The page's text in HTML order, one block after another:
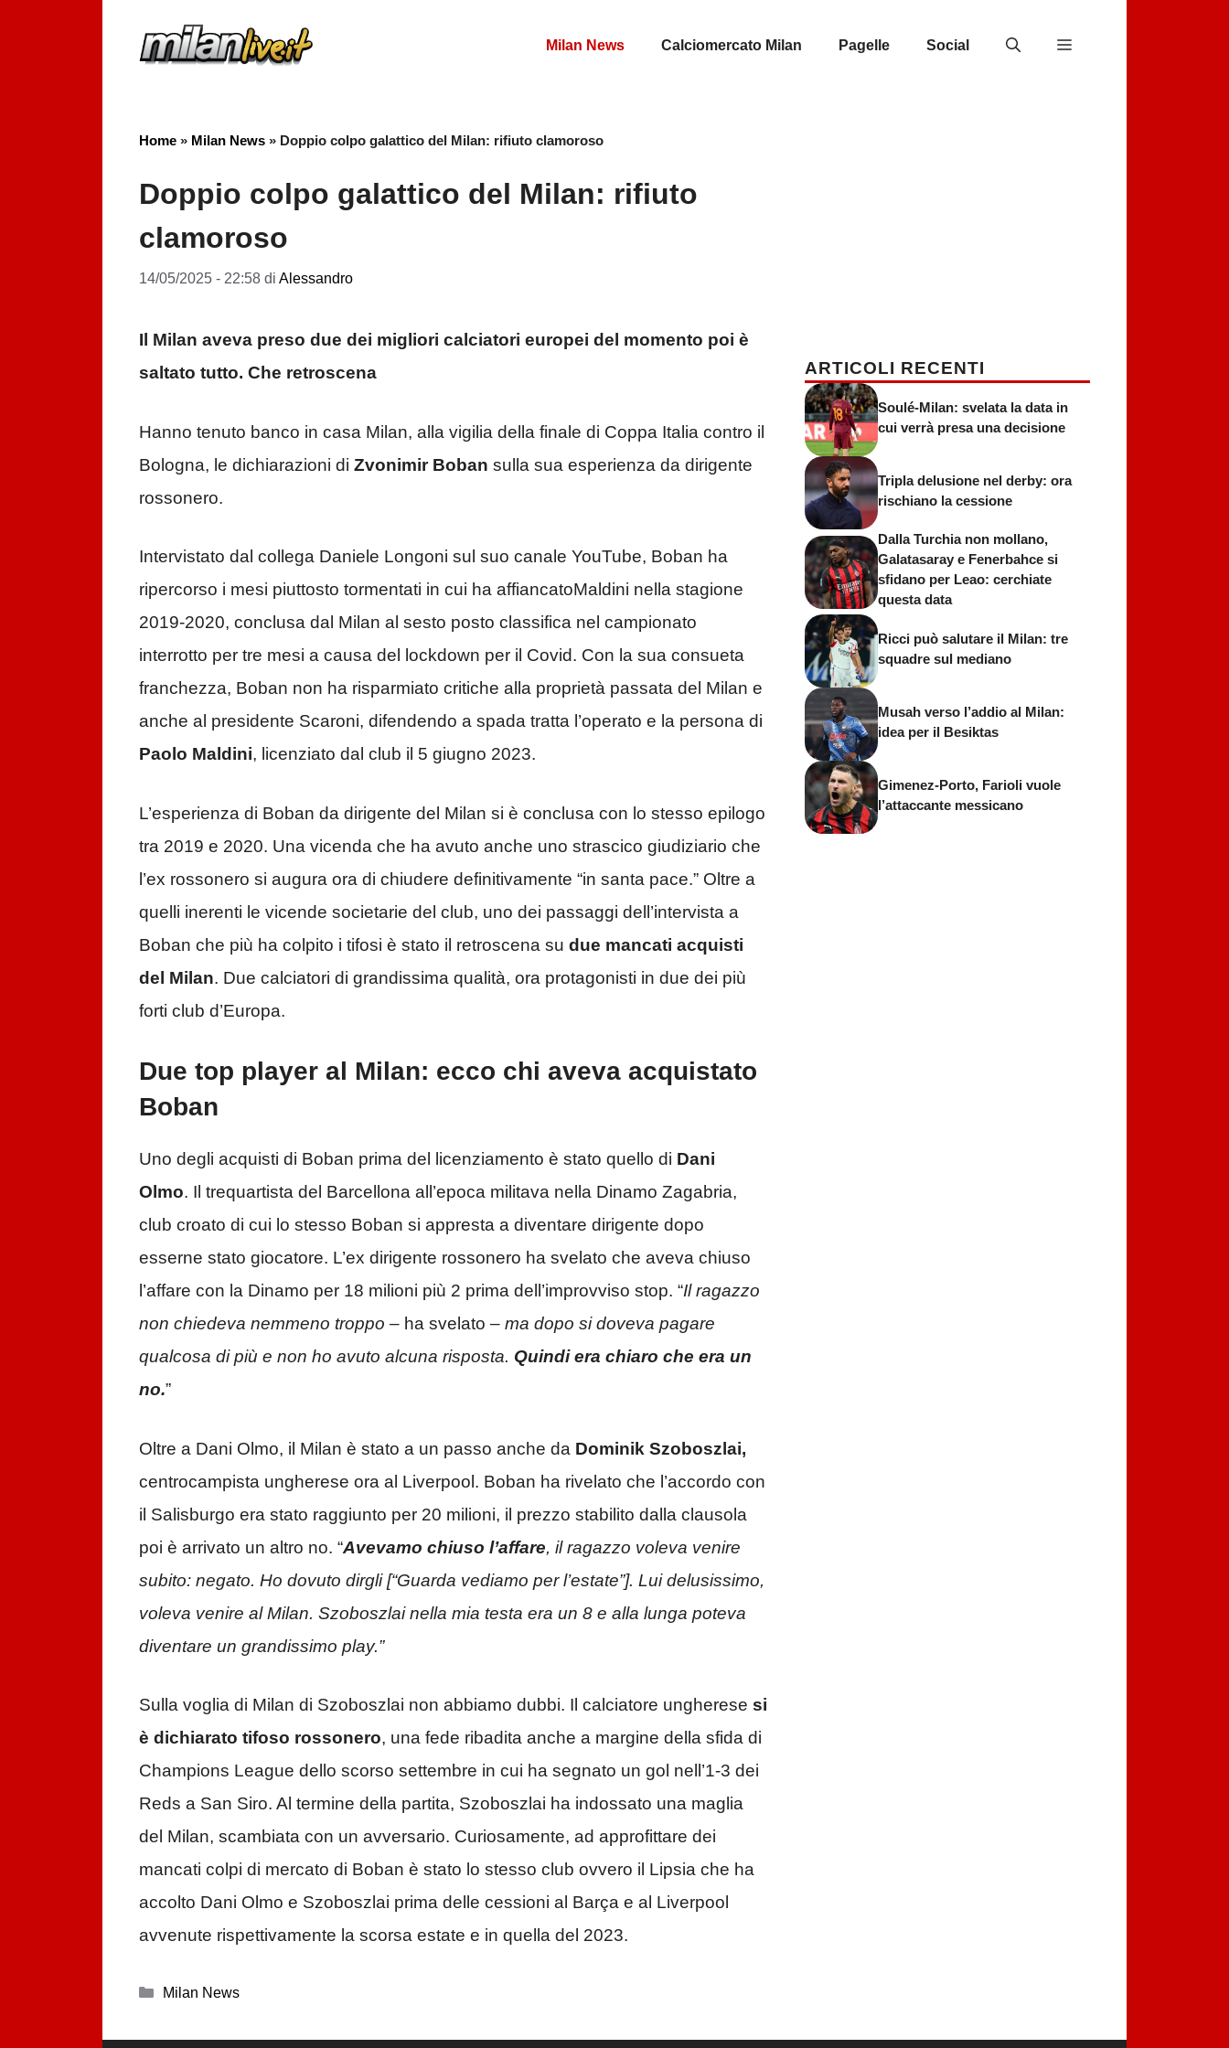
Milan News Calciomercato Milan Pagelle Social
Home » Milan News » Doppio colpo galattico del Milan: rifiuto clamoroso
Doppio colpo galattico del Milan: rifiuto
clamoroso
14/05/2025 - 22:58 di Alessandro
Il Milan aveva preso due dei migliori calciatori europei del momento poi è
saltato tutto. Che retroscena
Hanno tenuto banco in casa Milan, alla vigilia della finale di Coppa Italia contro il
Bologna, le dichiarazioni di Zvonimir Boban sulla sua esperienza da dirigente
rossonero.
Intervistato dal collega Daniele Longoni sul suo canale YouTube, Boban ha
ripercorso i mesi piuttosto tormentati in cui ha affiancatoMaldini nella stagione
2019-2020, conclusa dal Milan al sesto posto classifica nel campionato
interrotto per tre mesi a causa del lockdown per il Covid. Con la sua consueta
franchezza, Boban non ha risparmiato critiche alla proprietà passata del Milan e
anche al presidente Scaroni, difendendo a spada tratta l’operato e la persona di
Paolo Maldini, licenziato dal club il 5 giugno 2023.
L’esperienza di Boban da dirigente del Milan si è conclusa con lo stesso epilogo
tra 2019 e 2020. Una vicenda che ha avuto anche uno strascico giudiziario che
l’ex rossonero si augura ora di chiudere definitivamente “in santa pace.” Oltre a
quelli inerenti le vicende societarie del club, uno dei passaggi dell’intervista a
Boban che più ha colpito i tifosi è stato il retroscena su due mancati acquisti
del Milan. Due calciatori di grandissima qualità, ora protagonisti in due dei più
forti club d’Europa.
Due top player al Milan: ecco chi aveva acquistato
Boban
Uno degli acquisti di Boban prima del licenziamento è stato quello di Dani
Olmo. Il trequartista del Barcellona all’epoca militava nella Dinamo Zagabria,
club croato di cui lo stesso Boban si appresta a diventare dirigente dopo
esserne stato giocatore. L’ex dirigente rossonero ha svelato che aveva chiuso
l’affare con la Dinamo per 18 milioni più 2 prima dell’improvviso stop. “Il ragazzo
non chiedeva nemmeno troppo – ha svelato – ma dopo si doveva pagare
qualcosa di più e non ho avuto alcuna risposta. Quindi era chiaro che era un
no.”
Oltre a Dani Olmo, il Milan è stato a un passo anche da Dominik Szoboszlai,
centrocampista ungherese ora al Liverpool. Boban ha rivelato che l’accordo con
il Salisburgo era stato raggiunto per 20 milioni, il prezzo stabilito dalla clausola
poi è arrivato un altro no. “Avevamo chiuso l’affare, il ragazzo voleva venire
subito: negato. Ho dovuto dirgli [“Guarda vediamo per l’estate”]. Lui delusissimo,
voleva venire al Milan. Szoboszlai nella mia testa era un 8 e alla lunga poteva
diventare un grandissimo play.”
Sulla voglia di Milan di Szoboszlai non abbiamo dubbi. Il calciatore ungherese si
è dichiarato tifoso rossonero, una fede ribadita anche a margine della sfida di
Champions League dello scorso settembre in cui ha segnato un gol nell’1-3 dei
Reds a San Siro. Al termine della partita, Szoboszlai ha indossato una maglia
del Milan, scambiata con un avversario. Curiosamente, ad approfittare dei
mancati colpi di mercato di Boban è stato lo stesso club ovvero il Lipsia che ha
accolto Dani Olmo e Szoboszlai prima delle cessioni al Barça e al Liverpool
avvenute rispettivamente la scorsa estate e in quella del 2023.
Categorie
Milan News
ARTICOLI RECENTI
Soulé-Milan: svelata la data in
cui verrà presa una decisione
Tripla delusione nel derby: ora
rischiano la cessione
Dalla Turchia non mollano,
Galatasaray e Fenerbahce si
sfidano per Leao: cerchiate
questa data
Ricci può salutare il Milan: tre
squadre sul mediano
Musah verso l’addio al Milan:
idea per il Besiktas
Gimenez-Porto, Farioli vuole
l’attaccante messicano